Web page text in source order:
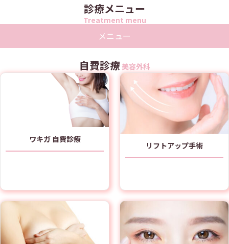
診療メニュー
Treatment menu
メニュー
自費診療美容外科
ワキガ 自費診療
リフトアップ手術